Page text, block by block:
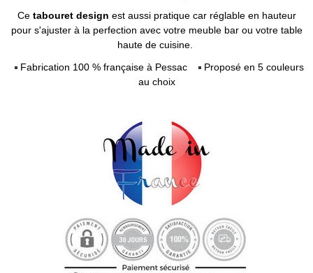
Ce tabouret design est aussi pratique car réglable en hauteur
pour s'ajuster à la perfection avec votre meuble bar ou votre table
haute de cuisine.
Fabrication 100 % française à Pessac
Proposé en 5 couleurs
au choix